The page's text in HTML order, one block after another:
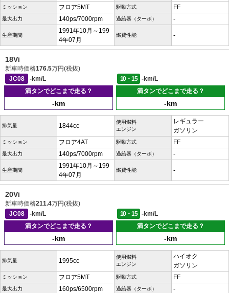
ミッション フロア5MT 駆動方式 FF
最大出力 140ps/7000rpm 過給器（ターボ） -
生産期間
1991年10月～199
4年07月
燃費性能 -
18Vi
新車時価格176.5万円(税抜)
JC08
-km/L 10・15
-km/L
満タンでどこまで走る？
-km
満タンでどこまで走る？
-km
排気量 1844cc
使用燃料
エンジン
レギュラー
ガソリン
ミッション フロア4AT 駆動方式 FF
最大出力 140ps/7000rpm 過給器（ターボ） -
生産期間
1991年10月～199
4年07月
燃費性能 -
20Vi
新車時価格211.4万円(税抜)
JC08
-km/L 10・15
-km/L
満タンでどこまで走る？
-km
満タンでどこまで走る？
-km
排気量 1995cc
使用燃料
エンジン
ハイオク
ガソリン
ミッション フロア5MT 駆動方式 FF
最大出力 160ps/6500rpm 過給器（ターボ） -